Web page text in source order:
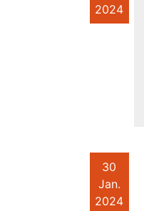
2024
30
Jan.
2024